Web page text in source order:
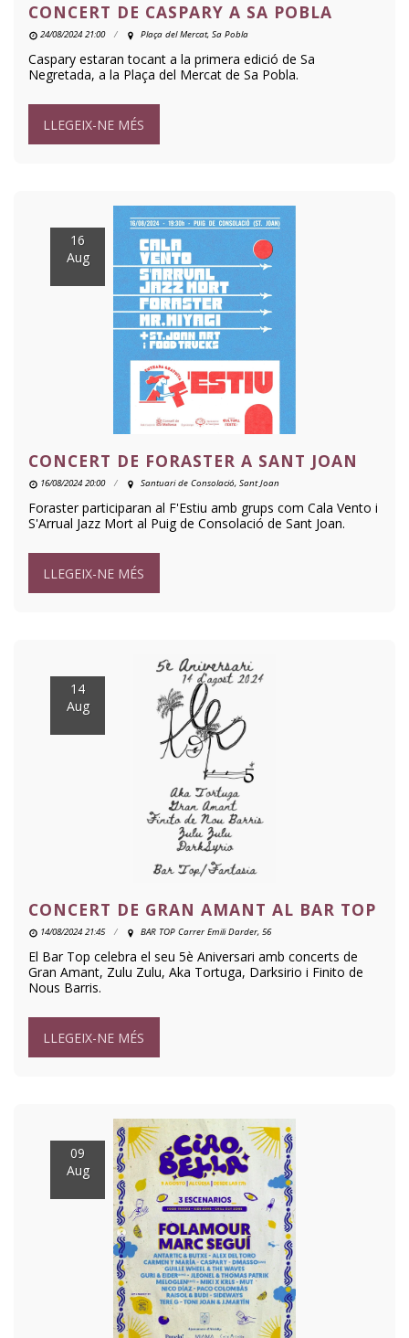
CONCERT DE CASPARY A SA POBLA
24/08/2024 21:00 Plaça del Mercat, Sa Pobla
Caspary estaran tocant a la primera edició de Sa
Negretada, a la Plaça del Mercat de Sa Pobla.
LLEGEIX-NE MÉS
16
Aug
CONCERT DE FORASTER A SANT JOAN
16/08/2024 20:00 Santuari de Consolació, Sant Joan
Foraster participaran al F'Estiu amb grups com Cala Vento i
S'Arrual Jazz Mort al Puig de Consolació de Sant Joan.
LLEGEIX-NE MÉS
14
Aug
CONCERT DE GRAN AMANT AL BAR TOP
14/08/2024 21:45 BAR TOP Carrer Emili Darder, 56
El Bar Top celebra el seu 5è Aniversari amb concerts de
Gran Amant, Zulu Zulu, Aka Tortuga, Darksirio i Finito de
Nous Barris.
LLEGEIX-NE MÉS
09
Aug